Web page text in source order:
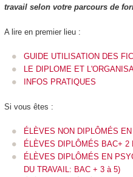
travail selon votre parcours de
A lire en premier lieu :
GUIDE UTILISATION DES
LE DIPLOME ET
INFOS PRATIQUES
Si vous êtes :
ÉLÈVES NON DIPLÔMÉS
ÉLÈVES DIPLÔMÉS BAC+ 2
ÉLÈVES DIPLÔMÉS EN
DU TRAVAIL: BAC + 3 à 5)